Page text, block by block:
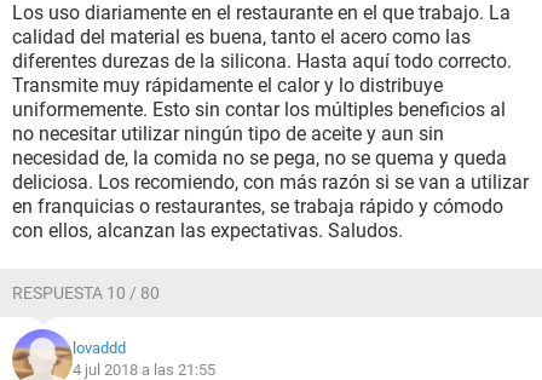
Los uso diariamente en el restaurante en el que trabajo. La
calidad del material es buena, tanto el acero como las
diferentes durezas de la silicona. Hasta aquí todo correcto.
Transmite muy rápidamente el calor y lo distribuye
uniformemente. Esto sin contar los múltiples beneficios al
no necesitar utilizar ningún tipo de aceite y aun sin
necesidad de, la comida no se pega, no se quema y queda
deliciosa. Los recomiendo, con más razón si se van a utilizar
en franquicias o restaurantes, se trabaja rápido y cómodo
con ellos, alcanzan las expectativas. Saludos.
RESPUESTA 10 / 80
lovaddd
4 jul 2018 a las 21:55